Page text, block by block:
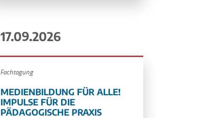
17.09.2026
Fachtagung
MEDIENBILDUNG FÜR ALLE!
IMPULSE FÜR DIE
PÄDAGOGISCHE PRAXIS